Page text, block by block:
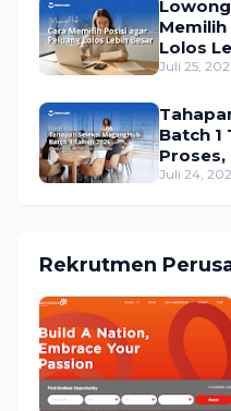
Lolos
Juli 25,
Batch 1
Proses,
Tahap
Juli 24,
Rekrutmen